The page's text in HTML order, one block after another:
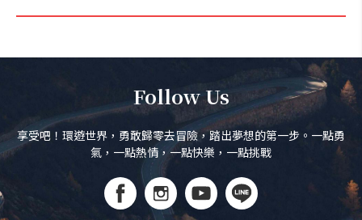
Follow Us
享受吧！環遊世界，勇敢歸零去冒險，踏出夢想的第一步。一點勇
氣，一點熱情，一點快樂，一點挑戰